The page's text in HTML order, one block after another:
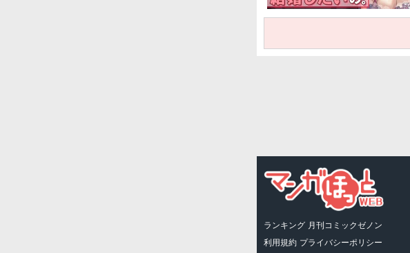
ランキング 月刊コミックゼノン
利用規約 プライバシーポリシー